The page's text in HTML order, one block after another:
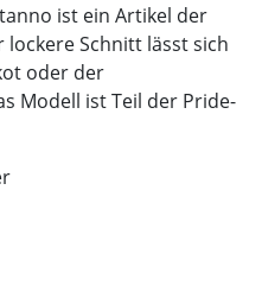
ist ein Artikel der
lockere Schnitt lässt sich
oder der
Modell ist Teil der Pride-